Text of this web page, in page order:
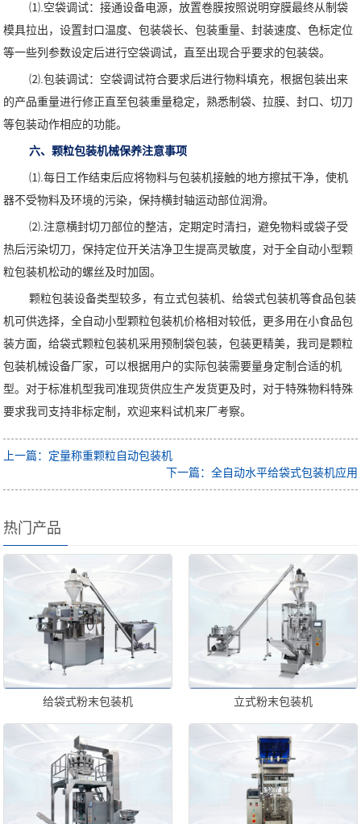
⑴.空袋调试：接通设备电源，放置卷膜按照说明穿膜最终从制袋
模具拉出，设置封口温度、包装袋长、包装重量、封装速度、色标定位
等一些列参数设定后进行空袋调试，直至出现合乎要求的包装袋。
⑵.包装调试：空袋调试符合要求后进行物料填充，根据包装出来
的产品重量进行修正直至包装重量稳定，熟悉制袋、拉膜、封口、切刀
等包装动作相应的功能。
六、颗粒包装机械保养注意事项
⑴.每日工作结束后应将物料与包装机接触的地方擦拭干净，使机
器不受物料及环境的污染，保持横封轴运动部位润滑。
⑵.注意横封切刀部位的整洁，定期定时清扫，避免物料或袋子受
热后污染切刀，保持定位开关洁净卫生提高灵敏度，对于全自动小型颗
粒包装机松动的螺丝及时加固。
颗粒包装设备类型较多，有立式包装机、给袋式包装机等食品包装
机可供选择，全自动小型颗粒包装机价格相对较低，更多用在小食品包
装方面，给袋式颗粒包装机采用预制袋包装，包装更精美，我司是颗粒
包装机械设备厂家，可以根据用户的实际包装需要量身定制合适的机
型。对于标准机型我司准现货供应生产发货更及时，对于特殊物料特殊
要求我司支持非标定制，欢迎来料试机来厂考察。
上一篇：定量称重颗粒自动包装机
下一篇：全自动水平给袋式包装机应用
热门产品
给袋式粉末包装机 立式粉末包装机